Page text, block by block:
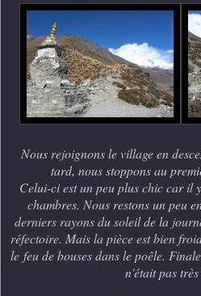
Nous rejoignons le village en
tard, nous stoppons au
Celui-ci est un peu plus chic car il
chambres. Nous restons un peu
derniers rayons du soleil de la
réfectoire. Mais la pièce est bien
le feu de bouses dans le poêle.
n'était pas